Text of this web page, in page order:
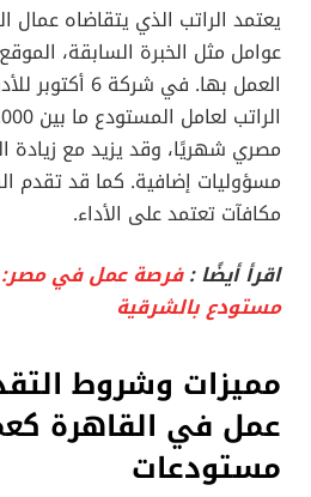
يعتمد الراتب الذي يتقاضاه
عوامل مثل الخبرة السابقة،
العمل بها. في
مصري شهريًا، وقد يزيد مع زيادة
مسؤوليات إضافية. كما قد تقدم
مكافآت تعتمد على الأداء.
اقرأ أيضًا :
مستودع بالشرقية
مميزات وشروط
عمل في القاهرة
مستودعات